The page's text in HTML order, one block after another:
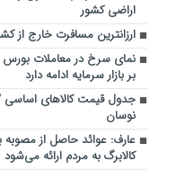
اراضی کشور
ارزانترین مسافرت خارج از
بر بازار سرمایه ادامه دارد
جدول قیمت کالاهای اساسی
نوسان
عارف: عوائد حاصل از مصوبه
کالابرگ به مردم ارائه می‌شود